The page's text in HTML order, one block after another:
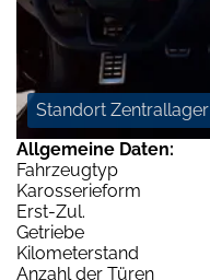
Standort Zentrallager
Allgemeine Daten:
Fahrzeugtyp
Karosserieform
Erst-Zul.
Getriebe
Kilometerstand
Anzahl der Türen